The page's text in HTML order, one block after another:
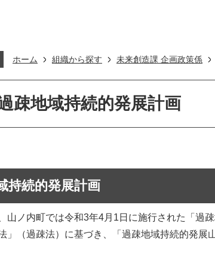
ホーム 組織から探す 未来創造課 企画政策係
疎地域持続的発展計画
持続的発展計画
山ノ内町では令和3年4月1日に施行された「過
」（過疎法）に基づき、「過疎地域持続的発展